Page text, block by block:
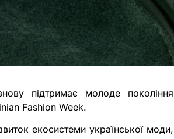
підтримає молоде покоління
Fashion Week.
екосистеми української моди,